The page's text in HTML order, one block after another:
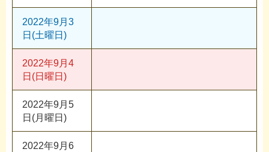
2022年9月3
日(土曜日)
2022年9月4
日(日曜日)
2022年9月5
日(月曜日)
2022年9月6